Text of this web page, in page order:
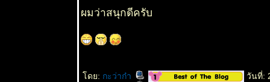
ผมว่าสนุกดีครับ
ดย: กะว่าก๋า วันที่: